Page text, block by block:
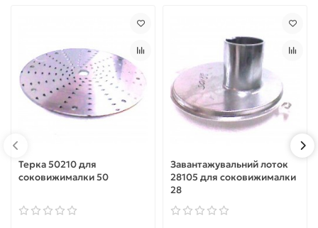
Терка 50210 для
соковижималки 50
Завантажувальний лоток
28105 для соковижималки
28